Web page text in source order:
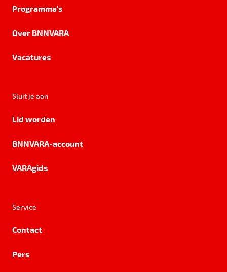
Programma's
Over BNNVARA
Vacatures
Sluit je aan
Lid worden
BNNVARA-account
VARAgids
Service
Contact
Pers